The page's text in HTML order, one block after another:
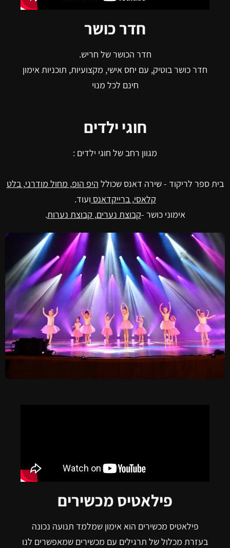
חדר כושר
חדר הכושר של חריש.
חדר כושר בוטיק, עם יחס אישי, מקצועיות, תוכניות אימון
חינם לכל מנוי
חוגי ילדים
מגוון רחב של חוגי ילדים :
בית ספר לריקוד - שירה דאנס שכולל היפ הופ, מחול מודרני, בלט
קלאסי, ברייקדאנס ועוד.
אימוני כושר -קבוצת נערים, קבוצת נערות.
פילאטיס מכשירים
פילאטיס מכשירים הוא אימון שמלמד תנועה נכונה
בעזרת מכלול של תרגילים עם מכשירים שמאפשרים לנו